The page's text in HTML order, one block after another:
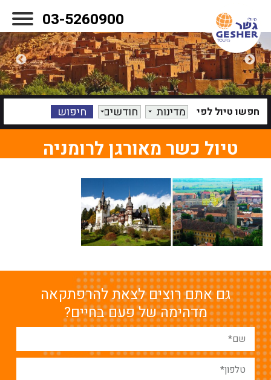
03-5260900
חפשו טיול לפי מדינות חודשים
טיול כשר מאורגן לרומניה
גם אתם רוצים לצאת להרפתקאה
מדהימה של פעם בחיים?